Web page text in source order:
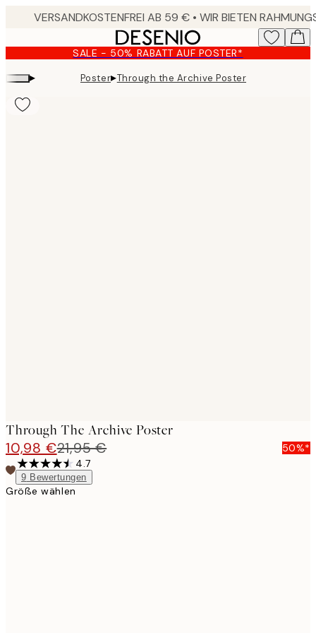
content.
SALE - 50% RABATT AUF POSTER*
▸ Poster▸Through the Archive Poster
Through The Archive Poster
10,98 €21,95 €
50%*
4.7
9 Bewertungen
Größe wählen